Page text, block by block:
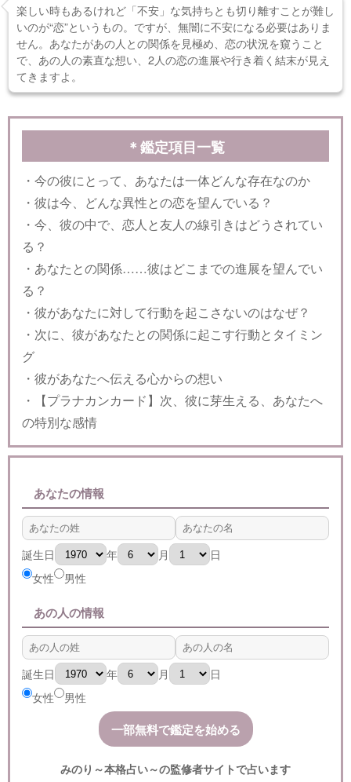
楽しい時もあるけれど「不安」な気持ちとも切り離すことが難し
いのが“恋”というもの。ですが、無闇に不安になる必要はありま
せん。あなたがあの人との関係を見極め、恋の状況を窺うこと
で、あの人の素直な想い、2人の恋の進展や行き着く結末が見え
てきますよ。
＊鑑定項目一覧
・今の彼にとって、あなたは一体どんな存在なのか
・彼は今、どんな異性との恋を望んでいる？
・今、彼の中で、恋人と友人の線引きはどうされてい
る？
・あなたとの関係……彼はどこまでの進展を望んでい
る？
・彼があなたに対して行動を起こさないのはなぜ？
・次に、彼があなたとの関係に起こす行動とタイミン
グ
・彼があなたへ伝える心からの想い
・【プラナカンカード】次、彼に芽生える、あなたへ
の特別な感情
あなたの情報
誕生日 年 月
日
女性
男性
あの人の情報
誕生日 年 月
日
女性
男性
みのり～本格占い～の監修者サイトで占います